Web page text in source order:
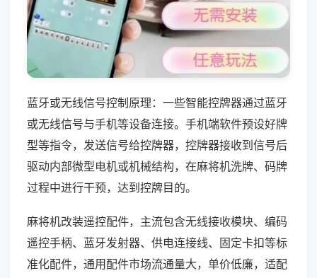
蓝牙或无线信号控制原理：一些智能控牌器通过蓝牙
或无线信号与手机等设备连接。手机端软件预设好牌
型等指令，发送信号给控牌器，控牌器接收到信号后
驱动内部微型电机或机械结构，在麻将机洗牌、码牌
过程中进行干预，达到控牌目的。
麻将机改装遥控配件，主流包含无线接收模块、编码
遥控手柄、蓝牙发射器、供电连接线、固定卡扣等标
准化配件，通用配件市场流通量大，单价低廉，适配